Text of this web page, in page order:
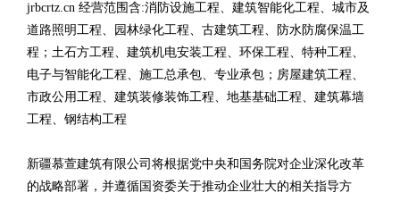
jrbcrtz.cn 经营范围含:消防设施工程、建筑智能化工程、城市及
道路照明工程、园林绿化工程、古建筑工程、防水防腐保温工
程；土石方工程、建筑机电安装工程、环保工程、特种工程、
电子与智能化工程、施工总承包、专业承包；房屋建筑工程、
市政公用工程、建筑装修装饰工程、地基基础工程、建筑幕墙
工程、钢结构工程
新疆慕萱建筑有限公司将根据党中央和国务院对企业深化改革
的战略部署，并遵循国资委关于推动企业壮大的相关指导方